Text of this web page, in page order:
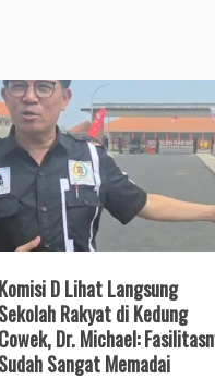
Komisi D Lihat Langsung
Sekolah Rakyat di Kedung
Cowek, Dr. Michael:
Sudah Sangat Memadai